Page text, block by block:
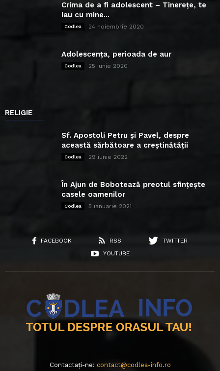
Crima de a fi adolescent – Tinerețe, te
iau cu mine...
Codlea 24 noiembrie 2020
Adolescența, perioada de aur
Codlea 25 iunie 2020
RELIGIE
Sf. Apostoli Petru și Pavel, despre
această sărbătoare a creștinătății
Codlea 29 iunie 2022
În Ajun de Bobotează preotul sfințește
casele oamenilor
Codlea 5 ianuarie 2021
FACEBOOK RSS
TWITTER
YOUTUBE
Contactați-ne: contact@codlea-info.ro